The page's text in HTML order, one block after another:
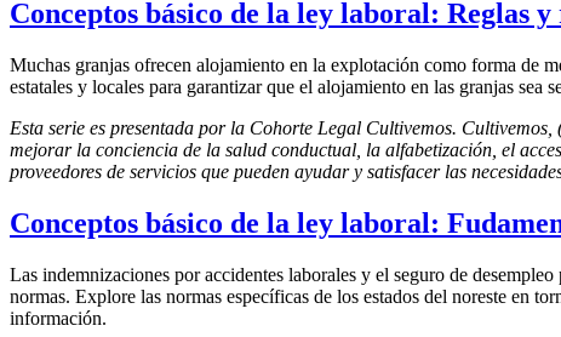
Conceptos básico de la ley laboral: Reglas
Muchas granjas ofrecen alojamiento en la explotación como forma de
estatales y locales para garantizar que el alojamiento en las granjas sea
Esta serie es presentada por la Cohorte Legal Cultivemos.
mejorar la conciencia de la salud conductual, la alfabetización, el
proveedores de servicios que pueden ayudar y satisfacer las
Conceptos básico de la ley laboral:
Las indemnizaciones por accidentes laborales y el seguro de
normas. Explore las normas específicas de los estados del noreste en
información.